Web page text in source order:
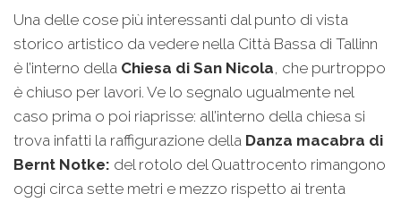
Una delle cose più interessanti dal punto di vista
storico artistico da vedere nella Città Bassa di Tallinn
è l’interno della Chiesa di San Nicola, che purtroppo
è chiuso per lavori. Ve lo segnalo ugualmente nel
caso prima o poi riaprisse: all’interno della chiesa si
trova infatti la raffigurazione della Danza macabra di
Bernt Notke: del rotolo del Quattrocento rimangono
oggi circa sette metri e mezzo rispetto ai trenta